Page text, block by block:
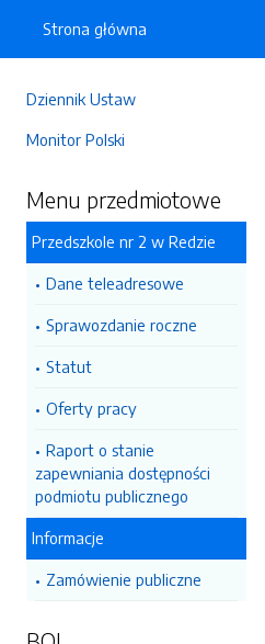
Dziennik Ustaw
Monitor Polski
Menu przedmiotowe
Przedszkole nr 2 w Redzie
Dane teleadresowe
Sprawozdanie roczne
Statut
Oferty pracy
Raport o stanie
zapewniania dostępności
podmiotu publicznego
Informacje
Zamówienie publiczne
Strona główna